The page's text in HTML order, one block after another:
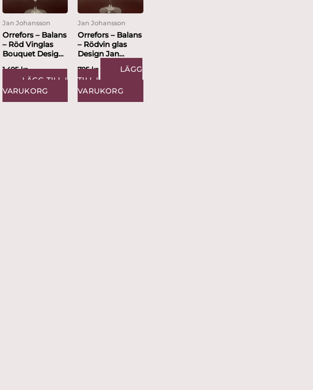
Jan Johansson
Orrefors – Balans
– Röd Vinglas
Bouquet Design
1,495kr
LÄGG TILL I
VARUKORG
Jan Johansson
Orrefors – Balans
– Rödvin glas
Design Jan
795kr
LÄGG
TILL I
VARUKORG